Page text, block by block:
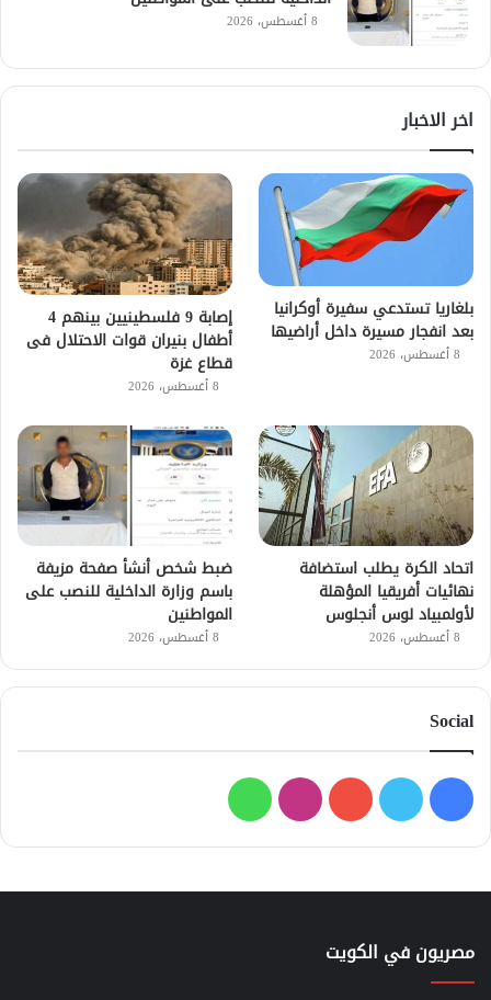
8 أغسطس، 2026
اخر الاخبار
بلغاريا تستدعي سفيرة أوكرانيا
بعد انفجار مسيرة داخل أراضيها
8 أغسطس، 2026
إصابة 9 فلسطينيين بينهم 4
أطفال بنيران قوات الاحتلال فى
قطاع غزة
8 أغسطس، 2026
اتحاد الكرة يطلب استضافة
نهائيات أفريقيا المؤهلة
لأولمبياد لوس أنجلوس
8 أغسطس، 2026
ضبط شخص أنشأ صفحة مزيفة
باسم وزارة الداخلية للنصب على
المواطنين
8 أغسطس، 2026
Social
فيسبوك
تويتر يوتيوبانستقرامواتساب
مصريون في الكويت